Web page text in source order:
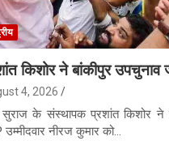
किशोर ने बांकीपुर उपचुनाव
4, 2026
के संस्थापक प्रशांत किशोर ने
उम्मीदवार नीरज कुमार को…